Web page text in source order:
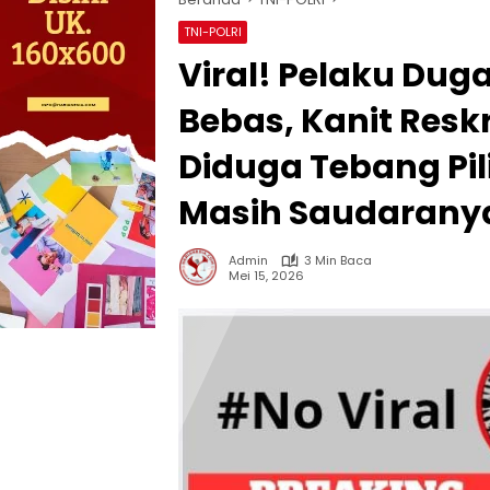
TNI-POLRI
Viral! Pelaku
Bebas, Kanit
Diduga Tebang
Masih
Admin
3 Min Baca
Mei 15, 2026